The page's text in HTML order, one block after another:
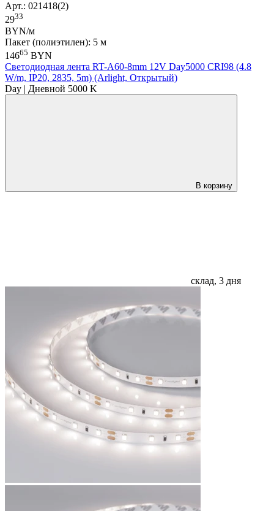
Арт.: 021418(2)
2933
BYN/м
Пакет (полиэтилен): 5 м
14665 BYN
Светодиодная лента RT-A60-8mm 12V Day5000 CRI98 (4.8
W/m, IP20, 2835, 5m) (Arlight, Открытый)
Day | Дневной 5000 K
В корзину
склад, 3 дня